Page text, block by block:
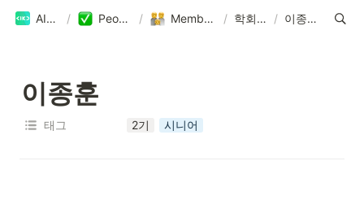
AIKU / People / Members / 학회원 / 이종훈
이종훈
태그 2기 시니어